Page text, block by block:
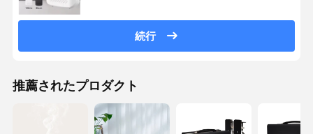
続行
推薦されたプロダクト